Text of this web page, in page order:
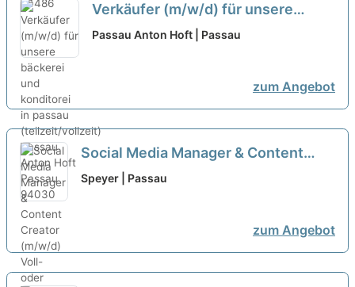
Verkäufer (m/w/d) für unsere
bäckerei und konditorei in passau
Passau Anton Hoft | Passau
zum Angebot
Social Media Manager & Content
Creator (m/w/d) Voll- oder Teilzeit
Speyer | Passau
zum Angebot